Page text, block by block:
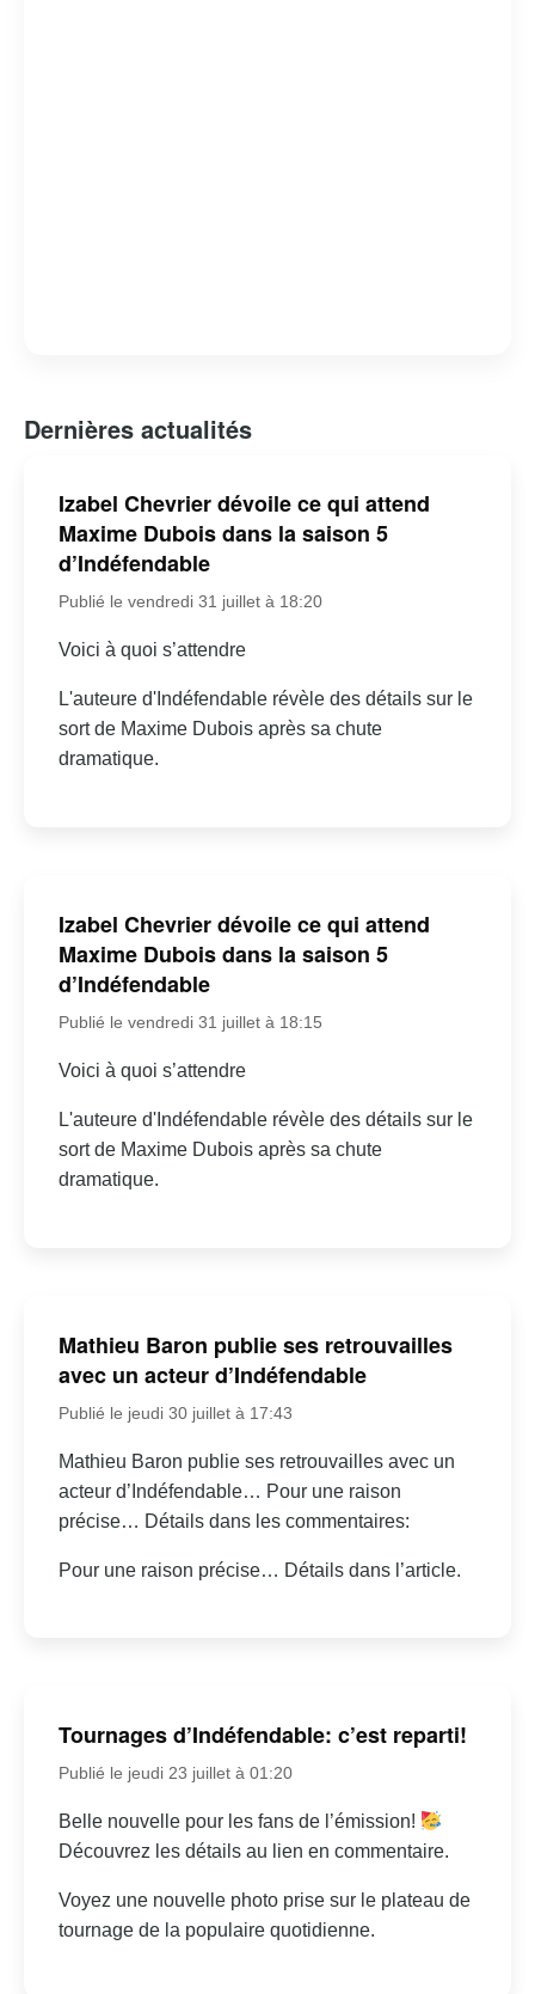
Dernières actualités
Izabel Chevrier dévoile ce qui attend
Maxime Dubois dans la saison 5
d’Indéfendable
Publié le vendredi 31 juillet à 18:20
Voici à quoi s’attendre
L'auteure d'Indéfendable révèle des détails sur le
sort de Maxime Dubois après sa chute
dramatique.
Izabel Chevrier dévoile ce qui attend
Maxime Dubois dans la saison 5
d’Indéfendable
Publié le vendredi 31 juillet à 18:15
Voici à quoi s’attendre
L'auteure d'Indéfendable révèle des détails sur le
sort de Maxime Dubois après sa chute
dramatique.
Mathieu Baron publie ses retrouvailles
avec un acteur d’Indéfendable
Publié le jeudi 30 juillet à 17:43
Mathieu Baron publie ses retrouvailles avec un
acteur d’Indéfendable… Pour une raison
précise… Détails dans les commentaires:
Pour une raison précise… Détails dans l’article.
Tournages d’Indéfendable: c’est reparti!
Publié le jeudi 23 juillet à 01:20
Belle nouvelle pour les fans de l’émission!
Découvrez les détails au lien en commentaire.
Voyez une nouvelle photo prise sur le plateau de
tournage de la populaire quotidienne.